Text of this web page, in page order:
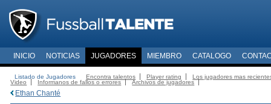
INICIO NOTICIAS JUGADORES MIEMBRO CATALOGO
Listado de Jugadores Encontra talentos Player rating
Los jugadores mas
Video
Informanos de fallos o errores Archivos de jugadores
Ethan Chanté